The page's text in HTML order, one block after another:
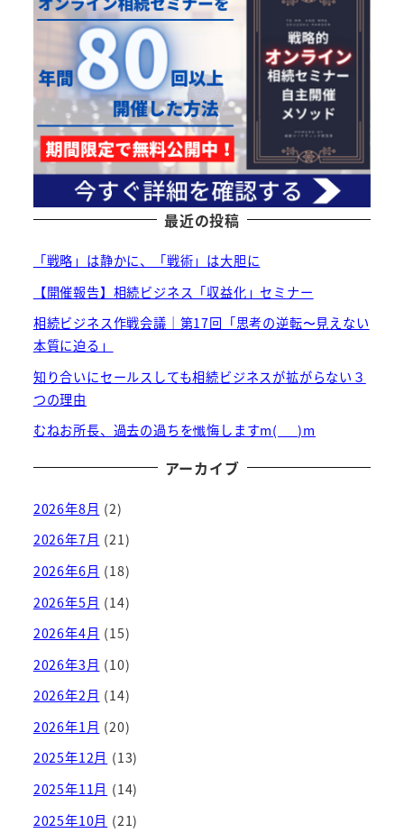
最近の投稿
「戦略」は静かに、「戦術」は大胆に
【開催報告】相続ビジネス「収益化」セミナー
相続ビジネス作戦会議｜第17回「思考の逆転〜見えない
本質に迫る」
知り合いにセールスしても相続ビジネスが拡がらない３
つの理由
むねお所長、過去の過ちを懺悔しますm(_ _)m
アーカイブ
2026年8月 (2)
2026年7月 (21)
2026年6月 (18)
2026年5月 (14)
2026年4月 (15)
2026年3月 (10)
2026年2月 (14)
2026年1月 (20)
2025年12月 (13)
2025年11月 (14)
2025年10月 (21)